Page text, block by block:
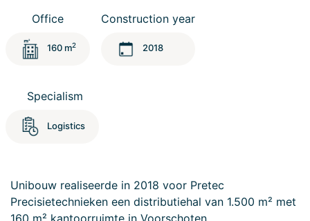
Office
160 m2
Construction year
2018
Specialism
Logistics
Unibouw realiseerde in 2018 voor Pretec
Precisietechnieken een distributiehal van 1.500 m² met
160 m² kantoorruimte in Voorschoten.